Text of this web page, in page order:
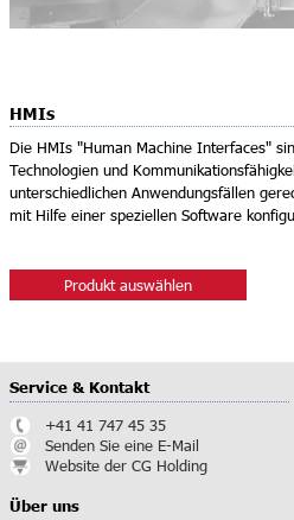
HMIs
Die HMIs "Human Machine Interfaces"
Technologien und
unterschiedlichen Anwendungsfällen
mit Hilfe einer speziellen Software
Produkt auswählen
Service & Kontakt
+41 41 747 45 35
Senden Sie eine E-Mail
Website der CG Holding
Über uns